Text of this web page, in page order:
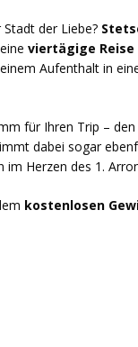
der Liebe?
viertägige Reise
Aufenthalt in
für Ihren Trip – den
dabei sogar
Herzen des 1.
kostenlosen